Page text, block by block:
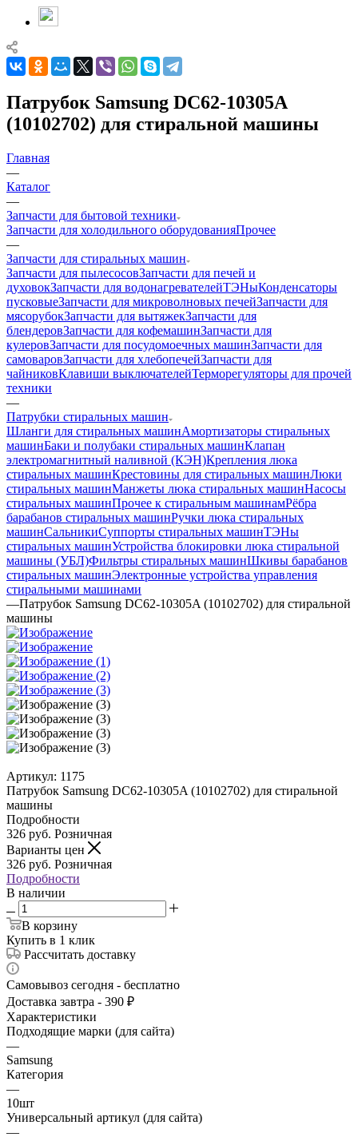
Патрубок Samsung DC62-10305A
(10102702) для стиральной машины
Главная
—
Каталог
—
Запчасти для бытовой техники
Запчасти для холодильного оборудованияПрочее
—
Запчасти для стиральных машин
Запчасти для пылесосовЗапчасти для печей и
духовокЗапчасти для водонагревателейТЭНыКонденсаторы
пусковыеЗапчасти для микроволновых печейЗапчасти для
мясорубокЗапчасти для вытяжекЗапчасти для
блендеровЗапчасти для кофемашинЗапчасти для
кулеровЗапчасти для посудомоечных машинЗапчасти для
самоваровЗапчасти для хлебопечейЗапчасти для
чайниковКлавиши выключателейТерморегуляторы для прочей
техники
—
Патрубки стиральных машин
Шланги для стиральных машинАмортизаторы стиральных
машинБаки и полубаки стиральных машинКлапан
электромагнитный наливной (КЭН)Крепления люка
стиральных машинКрестовины для стиральных машинЛюки
стиральных машинМанжеты люка стиральных машинНасосы
стиральных машинПрочее к стиральным машинамРёбра
барабанов стиральных машинРучки люка стиральных
машинСальникиСуппорты стиральных машинТЭНы
стиральных машинУстройства блокировки люка стиральной
машины (УБЛ)Фильтры стиральных машинШкивы барабанов
стиральных машинЭлектронные устройства управления
стиральными машинами
—Патрубок Samsung DC62-10305A (10102702) для стиральной
машины
Артикул: 1175
Патрубок Samsung DC62-10305A (10102702) для стиральной
машины
Подробности
326 руб. Розничная
Варианты цен
326 руб. Розничная
Подробности
В наличии
В корзину
Купить в 1 клик
Рассчитать доставку
Самовывоз сегодня - бесплатно
Доставка завтра - 390 ₽
Характеристики
Подходящие марки (для сайта)
—
Samsung
Категория
—
10шт
Универсальный артикул (для сайта)
—